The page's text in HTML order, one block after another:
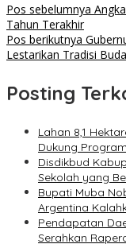
Pos sebelumnya
Tahun Terakhir
Pos berikutnya
Lestarikan Tradisi
Posting
Lahan 8,1
Dukung
Disdikbud
Sekolah yang
Bupati Muba
Argentina
Pendapatan
Serahkan